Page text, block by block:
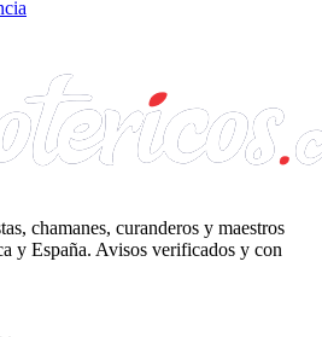
chamanes, curanderos y maestros
y España. Avisos verificados y con